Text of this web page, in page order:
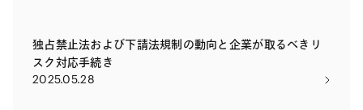
独占禁止法および下請法規制の動向と企業が取るべきリ
スク対応手続き
2025.05.28